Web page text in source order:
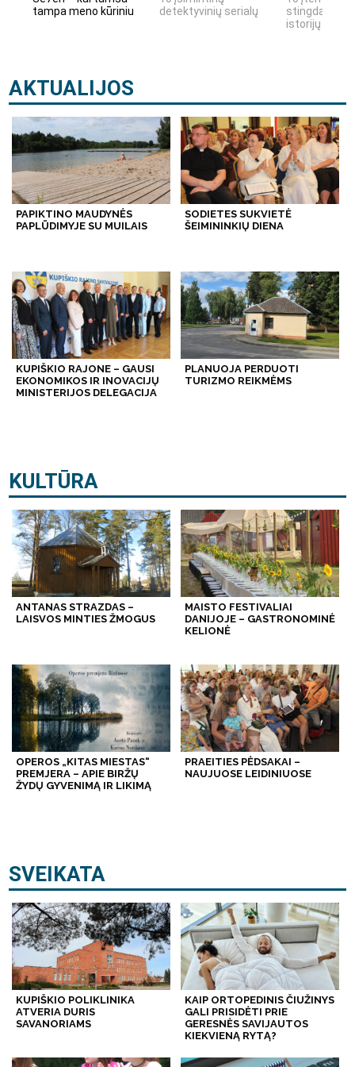
tampa meno kūriniu
detektyvinių serialų
stingdančių
istorijų
AKTUALIJOS
PAPIKTINO MAUDYNĖS
PAPLŪDIMYJE SU MUILAIS
SODIETES SUKVIETĖ
ŠEIMININKIŲ DIENA
KUPIŠKIO RAJONE – GAUSI
EKONOMIKOS IR INOVACIJŲ
MINISTERIJOS DELEGACIJA
PLANUOJA PERDUOTI
TURIZMO REIKMĖMS
KULTŪRA
ANTANAS STRAZDAS –
LAISVOS MINTIES ŽMOGUS
MAISTO FESTIVALIAI
DANIJOJE – GASTRONOMINĖ
KELIONĖ
OPEROS „KITAS MIESTAS“
PREMJERA – APIE BIRŽŲ
ŽYDŲ GYVENIMĄ IR LIKIMĄ
PRAEITIES PĖDSAKAI –
NAUJUOSE LEIDINIUOSE
SVEIKATA
KUPIŠKIO POLIKLINIKA
ATVERIA DURIS
SAVANORIAMS
KAIP ORTOPEDINIS ČIUŽINYS
GALI PRISIDĖTI PRIE
GERESNĖS SAVIJAUTOS
KIEKVIENĄ RYTĄ?